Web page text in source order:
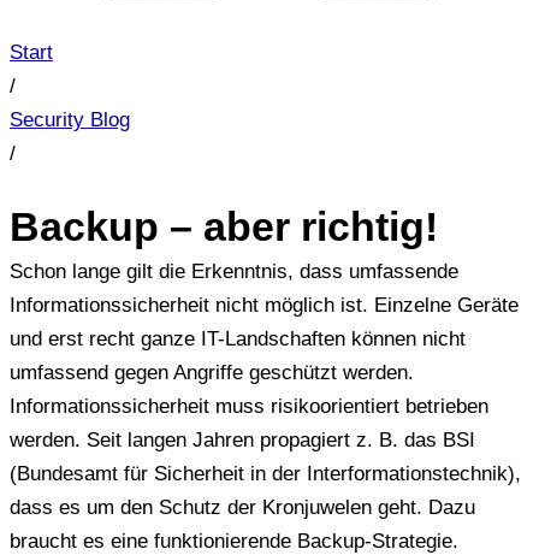
Start
/
Security Blog
/
Backup – aber richtig!
Schon lange gilt die Erkenntnis, dass umfassende
Informationssicherheit nicht möglich ist. Einzelne Geräte
und erst recht ganze IT-Landschaften können nicht
umfassend gegen Angriffe geschützt werden.
Informationssicherheit muss risikoorientiert betrieben
werden. Seit langen Jahren propagiert z. B. das BSI
(Bundesamt für Sicherheit in der Interformationstechnik),
dass es um den Schutz der Kronjuwelen geht. Dazu
braucht es eine funktionierende Backup-Strategie.